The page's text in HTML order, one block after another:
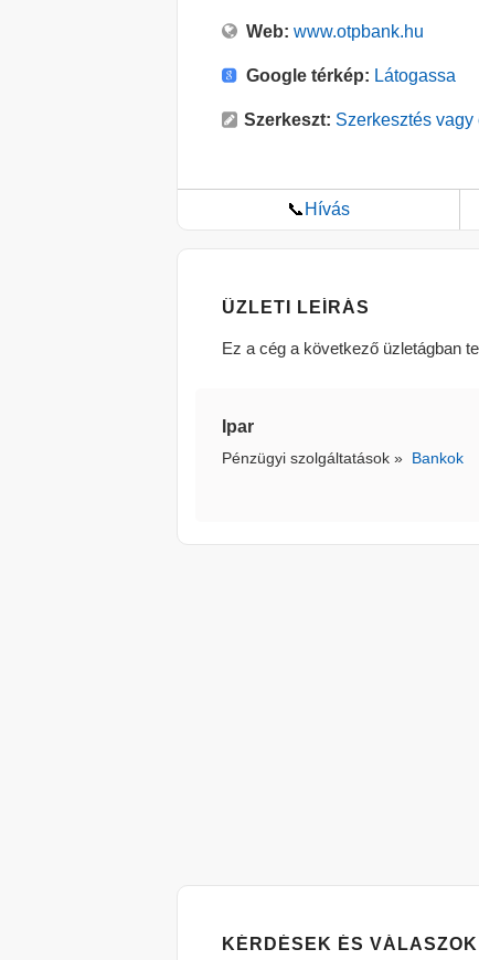
Web: www.otpbank.hu
Google térkép: Látogassa
Szerkeszt: Szerkesztés
📞 Hívás
ÜZLETI LEÍRÁS
Ez a cég a következő üzletágban
Ipar
Pénzügyi szolgáltatások » Bankok
KÉRDÉSEK ÉS VÁLASZOK